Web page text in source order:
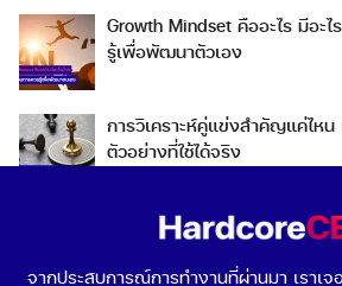
Growth Mindset คืออะไร มีอะ
รู้เพื่อพัฒนาตัวเอง
การวิเคราะห์คู่แข่งสำคัญแค่ไหน
ตัวอย่างที่ใช้ได้จริง
Go To Market คืออะไร เลือกก
จากประสบการณ์การทำงานที่ผ่านมา เราเ